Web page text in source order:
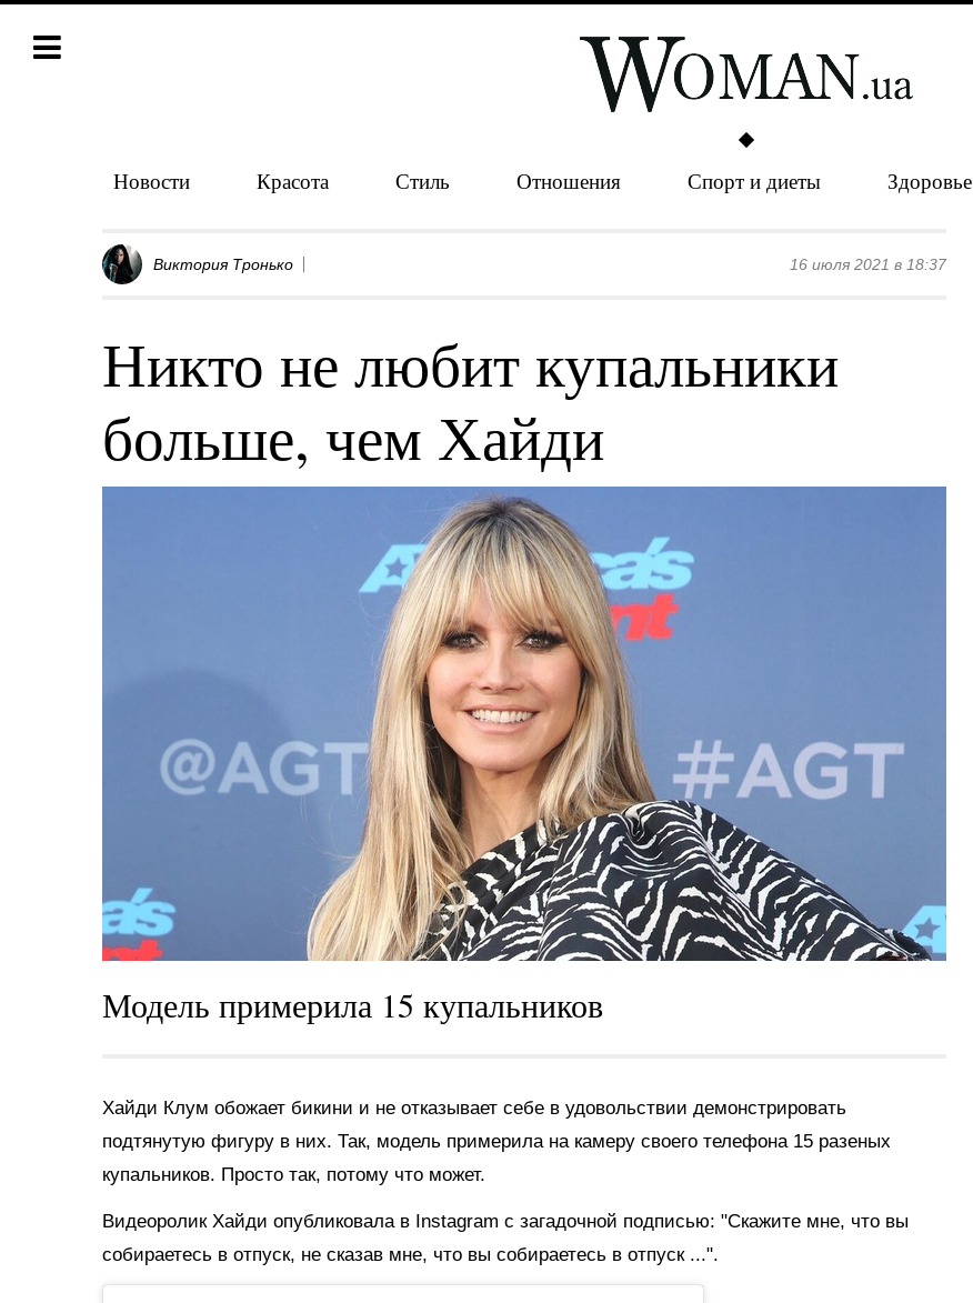
Новости Красота Стиль Отношения Спорт и диеты Здоровье
Виктория Тронько 16 июля 2021 в 18:37
Никто не любит купальники
больше, чем Хайди
Модель примерила 15 купальников
Хайди Клум обожает бикини и не отказывает себе в удовольствии демонстрировать
подтянутую фигуру в них. Так, модель примерила на камеру своего телефона 15 разеных
купальников. Просто так, потому что может.
Видеоролик Хайди опубликовала в Instagram с загадочной подписью: "Скажите мне, что вы
собираетесь в отпуск, не сказав мне, что вы собираетесь в отпуск ...".